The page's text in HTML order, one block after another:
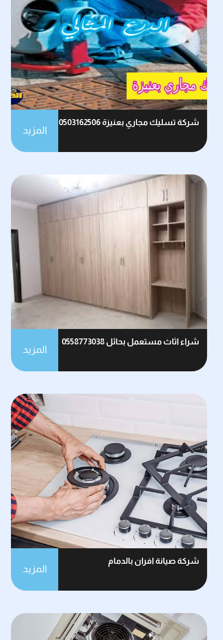
شركة تسليك مجاري بعنيزة 0503162506
المزيد
شراء اثاث مستعمل بحائل 0558773038
المزيد
شركة صيانة افران بالدمام
المزيد